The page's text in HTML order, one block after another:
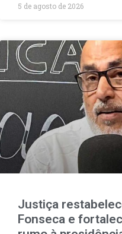
5 de agosto de 2026
Justiça
Fonseca e